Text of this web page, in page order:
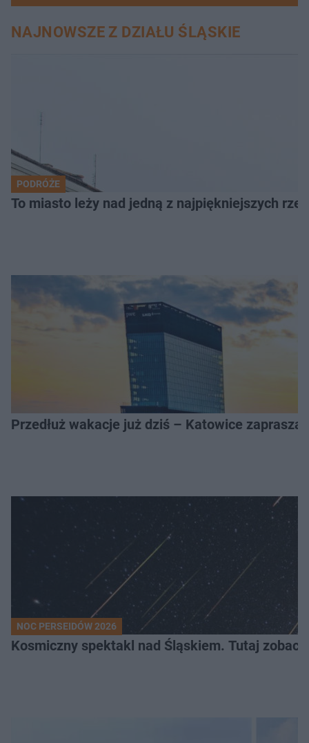
NAJNOWSZE Z DZIAŁU ŚLĄSKIE
PODRÓŻE
To miasto leży nad jedną z najpiękniejszych
Przedłuż wakacje już dziś – Katowice
NOC PERSEIDÓW 2026
Kosmiczny spektakl nad Śląskiem. Tutaj